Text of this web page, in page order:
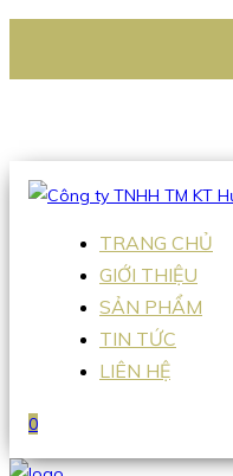
Hotline:0938 336 079
TRANG CHỦ
GIỚI THIỆU
SẢN PHẨM
TIN TỨC
LIÊN HỆ
0